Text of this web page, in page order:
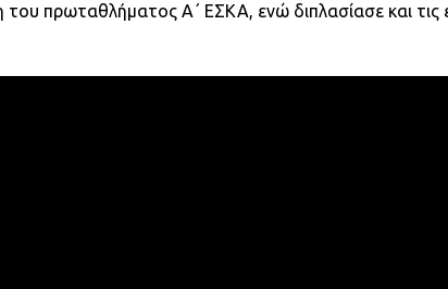
πρωταθλήματος Α΄ ΕΣΚΑ, ενώ διπλασίασε και τις